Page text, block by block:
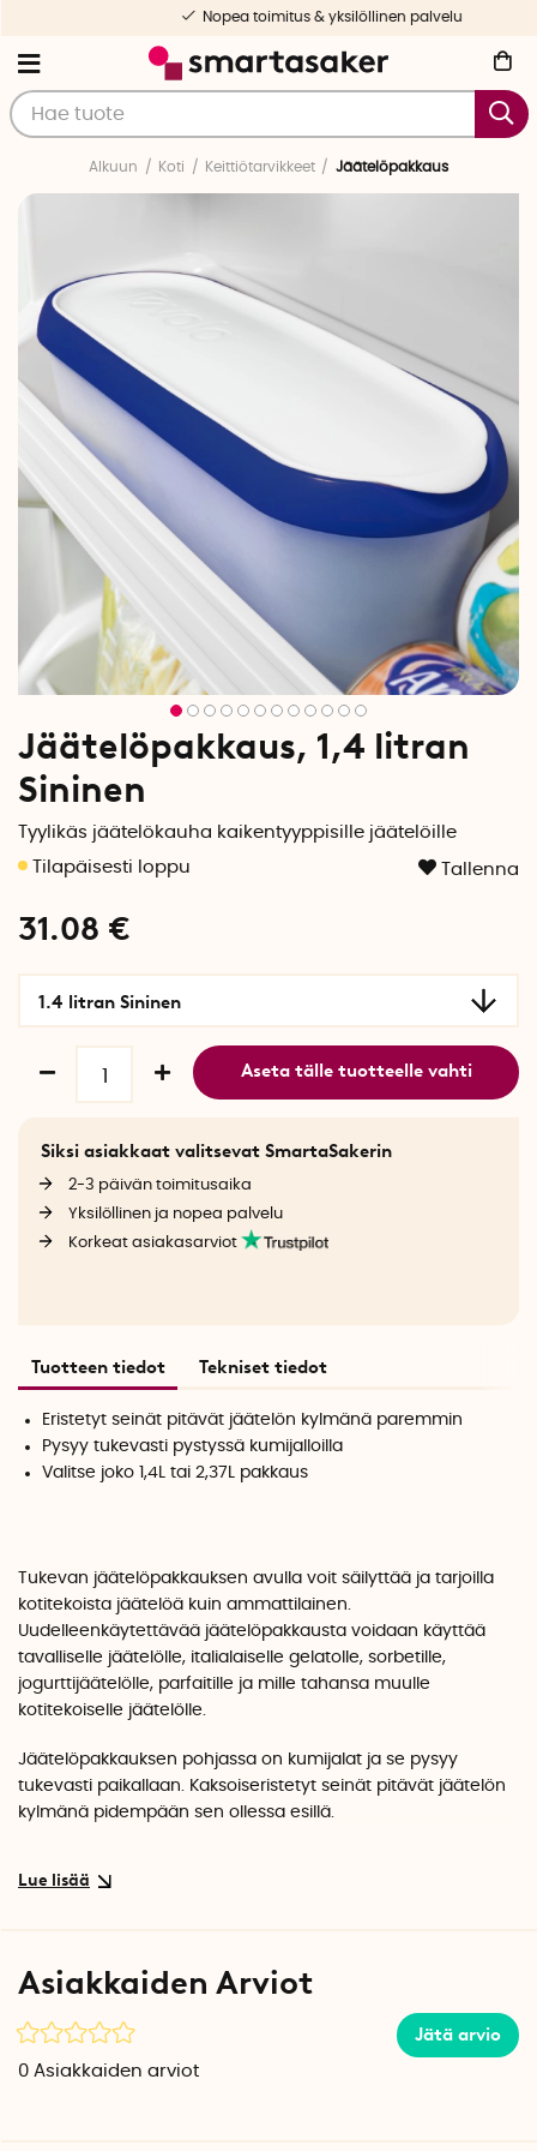
Nopea toimitus & yksilöllinen palvelu
Alkuun Koti Keittiötarvikkeet Jäätelöpakkaus
Jäätelöpakkaus, 1,4 litran
Sininen
Tyylikäs jäätelökauha kaikentyyppisille jäätelöille
Tallenna
31.08 €
1.4 litran Sininen
Aseta tälle tuotteelle vahti
Siksi asiakkaat valitsevat SmartaSakerin
2-3 päivän toimitusaika
Yksilöllinen ja nopea palvelu
Korkeat asiakasarviot
Tuotteen tiedot Tekniset tiedot
Eristetyt seinät pitävät jäätelön kylmänä paremmin
Pysyy tukevasti pystyssä kumijalloilla
Valitse joko 1,4L tai 2,37L pakkaus
Tukevan jäätelöpakkauksen avulla voit säilyttää ja tarjoilla
kotitekoista jäätelöä kuin ammattilainen.
Uudelleenkäytettävää jäätelöpakkausta voidaan käyttää
tavalliselle jäätelölle, italialaiselle gelatolle, sorbetille,
jogurttijäätelölle, parfaitille ja mille tahansa muulle
kotitekoiselle jäätelölle.
Jäätelöpakkauksen pohjassa on kumijalat ja se pysyy
tukevasti paikallaan. Kaksoiseristetyt seinät pitävät jäätelön
kylmänä pidempään sen ollessa esillä.
kauhomista ja helpottaa pakkauksen säilyttämistä
sen päälle.
Jäätelöpakkaus on saatavana kahdessa koossa,1,4 litranja
2,37 litrankokoisena.
Asiakkaiden Arviot
Jätä arvio
0 Asiakkaiden arviot